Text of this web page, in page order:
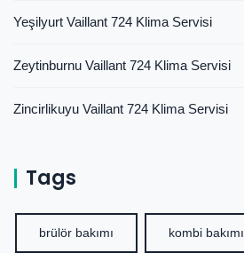
Yeşilyurt Vaillant 724 Klima Servisi
Zeytinburnu Vaillant 724 Klima Servisi
Zincirlikuyu Vaillant 724 Klima Servisi
Tags
brülör bakımı kombi bakımı